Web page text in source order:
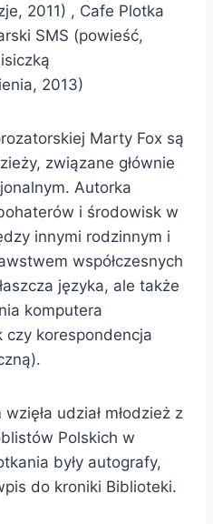
2011) , Cafe Plotka
SMS (powieść,
2013)
Marty Fox są
związane głównie
Autorka
i środowisk w
innymi rodzinnym i
współczesnych
języka, ale także
komputera
czy korespondencja
udział młodzież z
Polskich w
były autografy,
do kroniki Biblioteki.